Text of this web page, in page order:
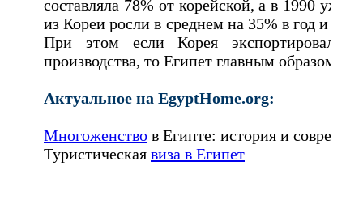
составляла 78% от корейской, а в 1990 уже
из Кореи росли в среднем на 35% в год и
При этом если Корея экспортировала
производства, то Египет главным образом -
Актуальное на EgyptHome.org:
Многоженство в Египте: история и
Туристическая виза в Египет